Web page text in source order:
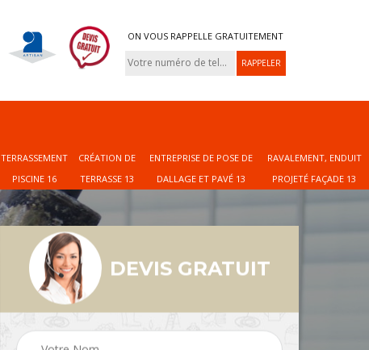
ON VOUS RAPPELLE GRATUITEMENT
TERRASSEMENT
PISCINE 16
CRÉATION DE
TERRASSE 13
ENTREPRISE DE POSE DE
DALLAGE ET PAVÉ 13
RAVALEMENT, ENDUIT
PROJETÉ FAÇADE 13
DEVIS GRATUIT